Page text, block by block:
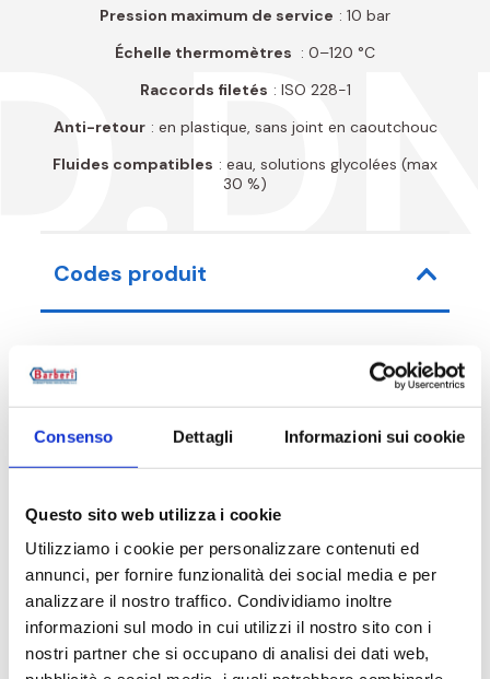
Consenso Dettagli Informazioni sui cookie
Questo sito web utilizza i cookie
Utilizziamo i cookie per personalizzare contenuti ed
annunci, per fornire funzionalità dei social media e per
analizzare il nostro traffico. Condividiamo inoltre
informazioni sul modo in cui utilizzi il nostro sito con i
nostri partner che si occupano di analisi dei dati web,
Pression maximum de service : 10 bar
Échelle thermomètres : 0–120 °C
Raccords filetés : ISO 228-1
Anti-retour : en plastique, sans joint en caoutchouc
Fluides compatibles : eau, solutions glycolées (max
30 %)
Codes produit
Code article
Description
Documentation